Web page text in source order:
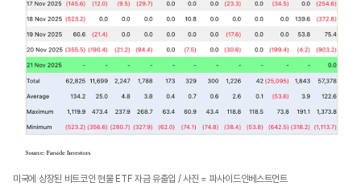
미국에 상장된 비트코인 현물 ETF 자금 유출입 / 사진 = 파사이드인베스트먼트